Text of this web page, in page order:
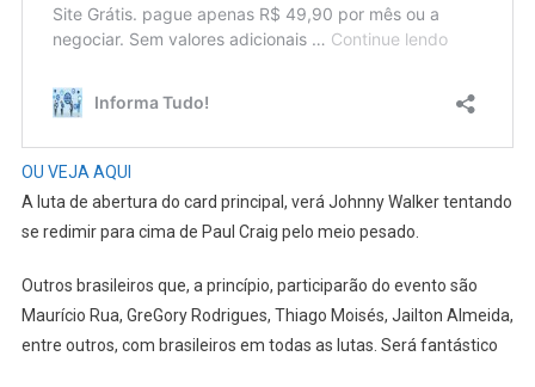
OU VEJA AQUI
A luta de abertura do card principal, verá Johnny Walker tentando
se redimir para cima de Paul Craig pelo meio pesado.
Outros brasileiros que, a princípio, participarão do evento são
Maurício Rua, GreGory Rodrigues, Thiago Moisés, Jailton Almeida,
entre outros, com brasileiros em todas as lutas. Será fantástico